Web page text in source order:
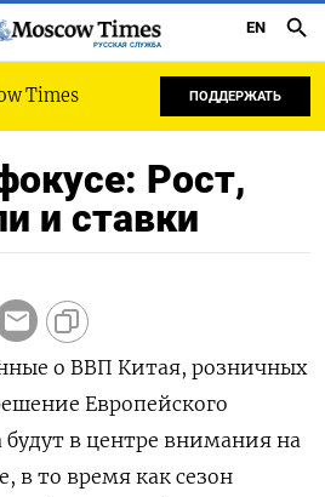
РУССКАЯ СЛУЖБА
EN
Times ПОДДЕРЖАТЬ
Рост,
и ставки
о ВВП Китая, розничных
Европейского
будут в центре внимания на
в то время как сезон